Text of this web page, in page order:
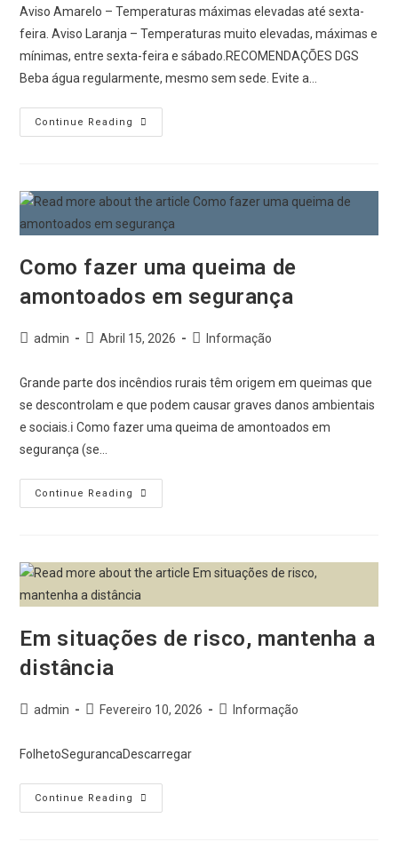
Aviso Amarelo – Temperaturas máximas elevadas até sexta-
feira. Aviso Laranja – Temperaturas muito elevadas, máximas e
mínimas, entre sexta-feira e sábado.RECOMENDAÇÕES DGS
Beba água regularmente, mesmo sem sede. Evite a…
Continue Reading
Como fazer uma queima de
amontoados em segurança
admin Abril 15, 2026 Informação
Grande parte dos incêndios rurais têm origem em queimas que
se descontrolam e que podem causar graves danos ambientais
e sociais.ℹ Como fazer uma queima de amontoados em
segurança (se…
Continue Reading
Em situações de risco, mantenha a
distância
admin Fevereiro 10, 2026 Informação
FolhetoSegurancaDescarregar
Continue Reading